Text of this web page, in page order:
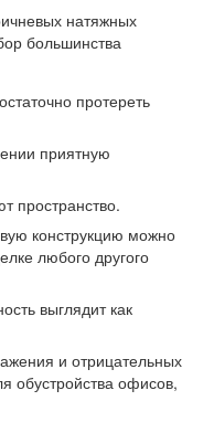
натяжных
большинства
протереть
приятную
пространство.
конструкцию можно
любого другого
выглядит как
и отрицательных
обустройства офисов,